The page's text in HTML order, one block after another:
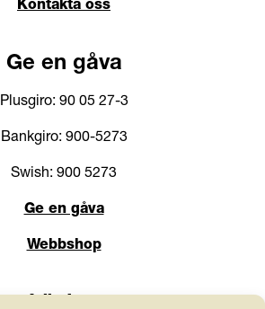
Kontakta oss
Ge en gåva
Plusgiro: 90 05 27-3
Bankgiro: 900-5273
Swish: 900 5273
Ge en gåva
Webbshop